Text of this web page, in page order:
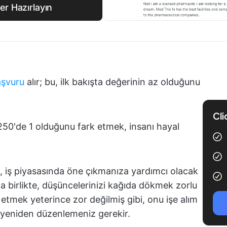
Hazırlayın
alır; bu, ilk bakışta değerinin az olduğunu
1 olduğunu fark etmek, insanı hayal
piyasasında öne çıkmanıza yardımcı olacak
birlikte, düşüncelerinizi kağıda dökmek zorlu
yeterince zor değilmiş gibi, onu işe alım
düzenlemeniz gerekir.